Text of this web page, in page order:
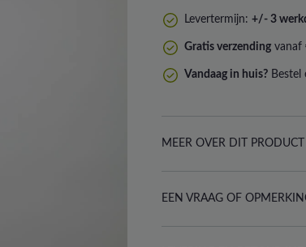
Levertermijn: +/- 3
Gratis verzending vanaf
Vandaag in huis? Bestel
MEER OVER DIT PRODUCT
EEN VRAAG OF